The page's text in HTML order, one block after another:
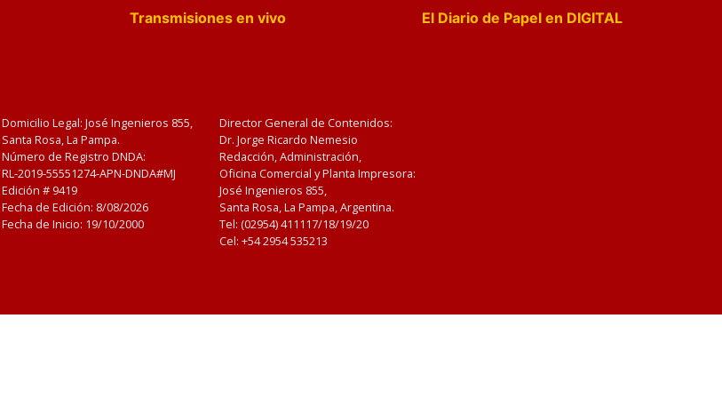
Transmisiones en vivo El Diario de Papel en DIGITAL
Domicilio Legal: José Ingenieros 855,
Santa Rosa, La Pampa.
Número de Registro DNDA:
RL-2019-55551274-APN-DNDA#MJ
Edición # 9419
Fecha de Edición: 8/08/2026
Fecha de Inicio: 19/10/2000
Director General de Contenidos:
Dr. Jorge Ricardo Nemesio
Redacción, Administración,
Oficina Comercial y Planta Impresora:
José Ingenieros 855,
Santa Rosa, La Pampa, Argentina.
Tel: (02954) 411117/18/19/20
Cel: +54 2954 535213